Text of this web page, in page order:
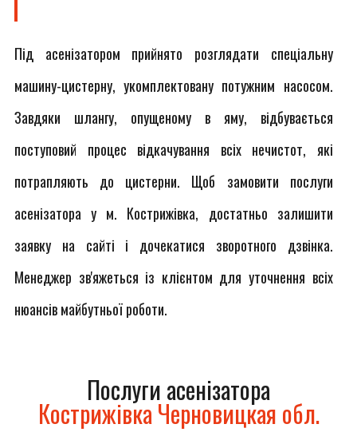
Під асенізатором прийнято розглядати спеціальну
машину-цистерну, укомплектовану потужним насосом.
Завдяки шлангу, опущеному в яму, відбувається
поступовий процес відкачування всіх нечистот, які
потрапляють до цистерни. Щоб замовити послуги
асенізатора у м. Кострижівка, достатньо залишити
заявку на сайті і дочекатися зворотного дзвінка.
Менеджер зв'яжеться із клієнтом для уточнення всіх
нюансів майбутньої роботи.
Послуги асенізатора
Кострижівка Черновицкая обл.